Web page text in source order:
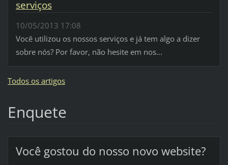
serviços
10/05/2013 17:08
Você utilizou os nossos serviços e já tem algo a dizer
sobre nós? Por favor, não hesite em nos...
Todos os artigos
Enquete
Você gostou do nosso novo website?